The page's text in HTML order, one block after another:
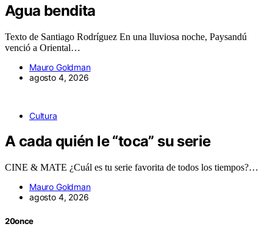
Agua bendita
Texto de Santiago Rodríguez En una lluviosa noche, Paysandú
venció a Oriental…
Mauro Goldman
agosto 4, 2026
Cultura
A cada quién le “toca” su serie
CINE & MATE ¿Cuál es tu serie favorita de todos los tiempos?…
Mauro Goldman
agosto 4, 2026
20once